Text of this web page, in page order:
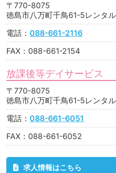
〒770-8075
徳島市八万町千鳥61-5レンタ
電話：088-661-2116
FAX：088-661-2154
放課後等デイサービス
〒770-8075
徳島市八万町千鳥61-5レンタ
電話：088-661-6051
FAX：088-661-6052
求人情報はこちら